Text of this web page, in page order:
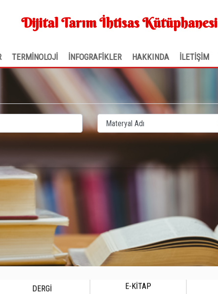
Dijital Tarım İhtisas Kütüphanesi
TERMİNOLOJİ İNFOGRAFİKLER HAKKINDA İLETİŞİM
DERGİ E-KİTAP